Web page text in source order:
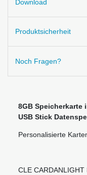
Download
Produktsicherheit
Noch Fragen?
8GB Speicherkarte
USB Stick
Personalisierte
CLE